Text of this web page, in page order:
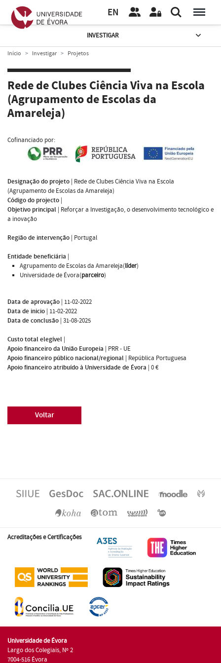
EN
INVESTIGAR
Início Investigar Projetos
Rede de Clubes Ciência Viva na Escola
(Agrupamento de Escolas da
Amareleja)
Cofinanciado por:
Designação do projeto | Rede de Clubes Ciência Viva na Escola
(Agrupamento de Escolas da Amareleja)
Código do projecto |
Objetivo principal | Reforçar a Investigação, o desenvolvimento tecnológico e
a inovação
Região de intervenção | Portugal
Entidade beneficiária |
Agrupamento de Escolas da Amareleja(líder)
Universidade de Évora(parceiro)
Data de aprovação | 11-02-2022
Data de inicio | 11-02-2022
Data de conclusão | 31-08-2025
Custo total elegível |
Apoio financeiro da União Europeia | PRR - UE
Apoio financeiro público nacional/regional | República Portuguesa
Apoio financeiro atribuído à Universidade de Évora | 0 €
Voltar
Acreditações e Certificações
Universidade de Évora
Largo dos Colegiais, Nº 2
7004-516 Évora